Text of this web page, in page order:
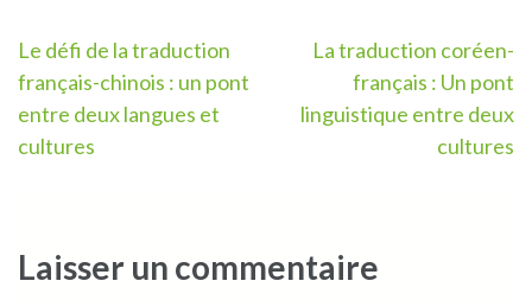
Navigation
de
l’article
Le défi de la traduction
français-chinois : un pont
entre deux langues et
cultures
La traduction coréen-
français : Un pont
linguistique entre deux
cultures
Laisser un commentaire